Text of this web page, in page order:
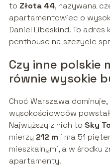
to Złota 44, nazywana
apartamentowiec o
Daniel Libeskind. To adres
penthouse na szczycie
Czy inne polskie
równie wysokie
Choć Warszawa
wysokościowców
Najwyższy z nich to Sky
mierzy 212 m i ma 51
mieszkalnymi, a w środku
apartamenty.